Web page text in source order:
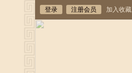
登录 注册会员 加入收藏